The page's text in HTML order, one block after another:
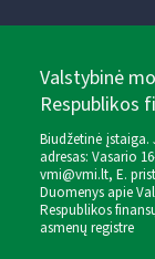
Valstybinė
Respublikos
Biudžetinė įstaiga.
adresas: Vasario
vmi@vmi.lt, E.
Duomenys apie
Respublikos
asmenų registre